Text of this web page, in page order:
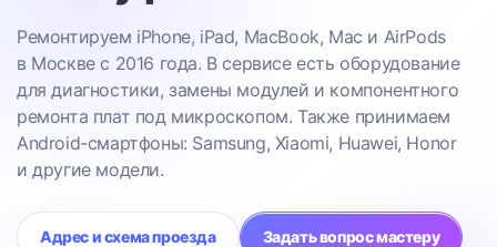
Ремонтируем iPhone, iPad, MacBook, Mac и AirPods
в Москве с 2016 года. В сервисе есть оборудование
для диагностики, замены модулей и компонентного
ремонта плат под микроскопом. Также принимаем
Android-смартфоны: Samsung, Xiaomi, Huawei, Honor
и другие модели.
Адрес и схема проезда Задать вопрос мастеру